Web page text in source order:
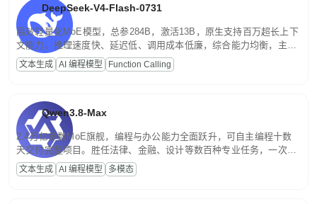
DeepSeek-V4-Flash-0731
高效轻量化MoE模型，总参284B，激活13B，原生支持百万超长上下
文能力。推理速度快、延迟低、调用成本低廉，综合能力均衡，主打
高并发、轻量化任务，适合日常对话、内容创作、基础 RAG、批量
文案处理等普惠刚需场景。
文本生成 AI 编程模型 Function Calling
Qwen3.8-Max
2.4万亿参数MoE旗舰，编程与办公能力全面跃升，可自主编程十数
天交付完整项目。胜任法律、金融、设计等数百种专业任务，一次对
话端到端交付生产级成果。原生视觉理解贯穿规划、执行与验证全流
程，支持超长文档与长视频的深度语义解析。长程任务中自主规划与
文本生成 AI 编程模型 多模态